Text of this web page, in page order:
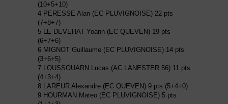
(10+5+10)
4 PERESSE Alan (EC PLUVIGNOISE) 22 pts
(7+8+7)
5 LE DEVEHAT Yoann (EC QUEVEN) 19 pts
(6+7+6)
6 MIGNOT Guillaume (EC PLUVIGNOISE) 14 pts
(3+6+5)
7 LOUSSOUARN Lucas (AC LANESTER 56) 11 pts
(4+3+4)
8 LAREUR Alexandre (EC QUEVEN) 9 pts (5+4+0)
9 HOURMAN Mateo (EC PLUVIGNOISE) 5 pts